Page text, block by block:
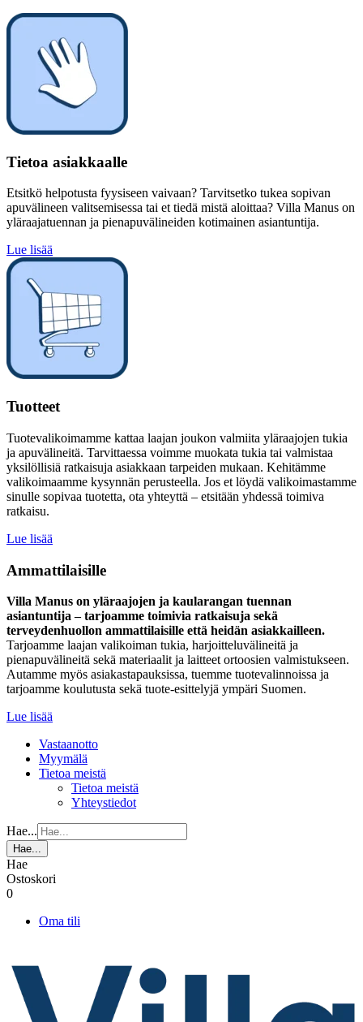
Tietoa asiakkaalle
Etsitkö helpotusta fyysiseen vaivaan? Tarvitsetko tukea sopivan
apuvälineen valitsemisessa tai et tiedä mistä aloittaa? Villa Manus on
yläraajatuennan ja pienapuvälineiden kotimainen asiantuntija.
Lue lisää
Tuotteet
Tuotevalikoimamme kattaa laajan joukon valmiita yläraajojen tukia
ja apuvälineitä. Tarvittaessa voimme muokata tukia tai valmistaa
yksilöllisiä ratkaisuja asiakkaan tarpeiden mukaan. Kehitämme
valikoimaamme kysynnän perusteella. Jos et löydä valikoimastamme
sinulle sopivaa tuotetta, ota yhteyttä – etsitään yhdessä toimiva
ratkaisu.
Lue lisää
Ammattilaisille
Villa Manus on yläraajojen ja kaularangan tuennan
asiantuntija – tarjoamme toimivia ratkaisuja sekä
terveydenhuollon ammattilaisille että heidän asiakkailleen.
Tarjoamme laajan valikoiman tukia, harjoitteluvälineitä ja
pienapuvälineitä sekä materiaalit ja laitteet ortoosien valmistukseen.
Autamme myös asiakastapauksissa, tuemme tuotevalinnoissa ja
tarjoamme koulutusta sekä tuote-esittelyjä ympäri Suomen.
Lue lisää
Vastaanotto
Myymälä
Tietoa meistä
Tietoa meistä
Yhteystiedot
Hae...
Hae...
Hae
Ostoskori
0
Oma tili